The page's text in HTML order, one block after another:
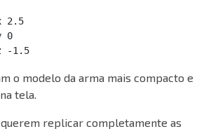
2.5
0
-1.5
o modelo da arma mais compacto e
tela.
replicar completamente as